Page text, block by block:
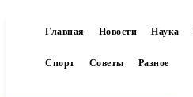
Главная Новости Наука
Спорт Советы Разное